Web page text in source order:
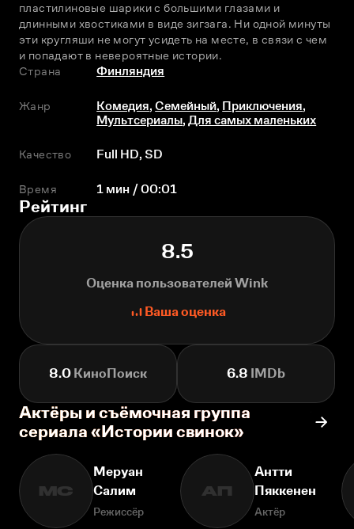
пластилиновые шарики с большими глазами и
длинными хвостиками в виде зигзага. Ни одной минуты
эти кругляши не могут усидеть на месте, в связи с чем
и попадают в невероятные истории.
Страна
Финляндия
Жанр Комедия,Семейный, Приключения,
Мультсериалы,Для самых маленьких
Качество Full HD, SD
Время 1 мин / 00:01
Рейтинг
8.5
Оценка пользователей Wink
Ваша оценка
8.0 КиноПоиск 6.8 IMDb
Актёры и съёмочная группа
сериала «Истории свинок»
МС
Меруан
Салим
Режиссёр
АП
Антти
Пяккенен
Актёр